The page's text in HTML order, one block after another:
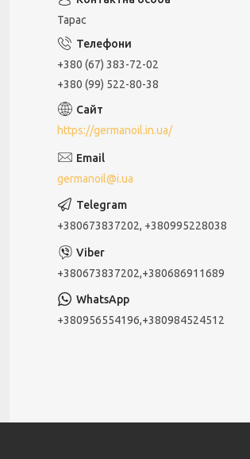
Тарас
+380 (67) 383-72-02
+380 (99) 522-80-38
https://germanoil.in.ua/
germanoil@i.ua
+380673837202, +380995228038
+380673837202,+380686911689
+380956554196,+380984524512